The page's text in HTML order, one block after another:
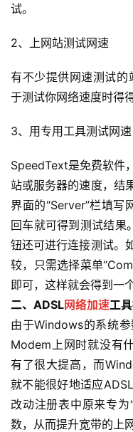
试。
2、上网站测试网速
有不少提供网速测试
于测试你网络速度时得
3、用专用工具测试网速
SpeedText是免费软件
站或服务器的速度，结
界面的“Server”栏填
回车就可得到测试结果
钮还可进行连接测试。
较，只需选择菜单
即可，这样就会得到一
二、ADSL网络加速工
由于Windows的系统
Modem上网时就没有
有了很大提高，而
就不能很好地适应
改动注册表中原来专
数，从而提升宽带的上